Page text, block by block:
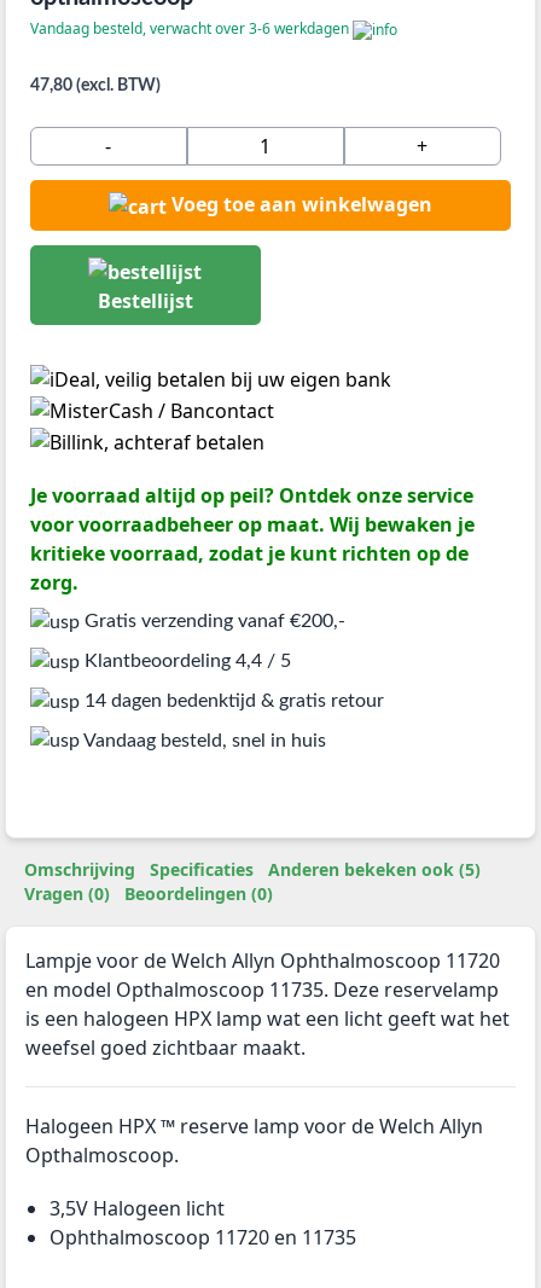
Vandaag besteld, verwacht over 3-6 werkdagen
47,80 (excl. BTW)
- +
Voeg toe aan winkelwagen
Bestellijst
Je voorraad altijd op peil? Ontdek onze service
voor voorraadbeheer op maat. Wij bewaken je
kritieke voorraad, zodat je kunt richten op de
zorg.
Gratis verzending vanaf €200,-
Klantbeoordeling 4,4 / 5
14 dagen bedenktijd & gratis retour
Vandaag besteld, snel in huis
Omschrijving Specificaties
Anderen bekeken ook (5)
Vragen (0)
Beoordelingen (0)
Lampje voor de Welch Allyn Ophthalmoscoop 11720
en model Opthalmoscoop 11735. Deze reservelamp
is een halogeen HPX lamp wat een licht geeft wat het
weefsel goed zichtbaar maakt.
Halogeen HPX ™ reserve lamp voor de Welch Allyn
Opthalmoscoop.
3,5V Halogeen licht
Ophthalmoscoop 11720 en 11735